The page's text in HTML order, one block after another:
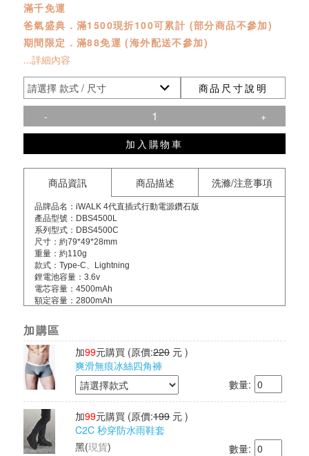
滿千免運
爸氣盛典．滿1500現折100可累計 (部分商品不參加)
期間限定．滿88免運 (海外配送不參加)
...詳細內容
商品尺寸說明
-
+
加入購物車
商品資訊 商品描述 洗滌/注意事項
品牌品名：iWALK 4代直插式行動電源鑽石版
產品型號：DBS4500L
系列型式：DBS4500C
尺寸：約79*49*28mm
重量：約110g
款式：Type-C、Lightning
鋰電池容量：3.6v
電芯容量：4500mAh
額定容量：2800mAh
輸出：5V=1.5A
轉換率：62％
投保內容：本產品已投保富邦產險兩千萬
BSMI認證字號：R55885
執行標準：GB/T35590-2017
配件：
Type-C款-Type-C充電線*1+說明書*1+收納袋*1
產地：中國製造/台灣監製
保固：主商品非人為損壞保固1年，贈品配件不在保固範圍內(維修
需自行負擔來回運費)
加購區
加99元購買 (原價:220 元 )
爽滑無痕冰絲四角褲
數量:
加99元購買 (原價:199 元 )
C2C 秒穿防水雨鞋套
黑(現貨) 數量: